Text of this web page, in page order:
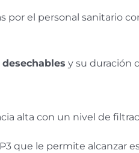
por el personal sanitario
y su duración
alta con un nivel de
que le permite alcanzar